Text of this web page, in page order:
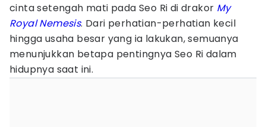
cinta setengah mati pada Seo Ri di drakor My
Royal Nemesis. Dari perhatian-perhatian kecil
hingga usaha besar yang ia lakukan, semuanya
menunjukkan betapa pentingnya Seo Ri dalam
hidupnya saat ini.